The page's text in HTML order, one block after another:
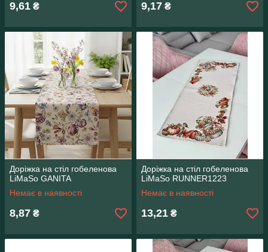
9,61 ₴ 9,17 ₴
Доріжка на стіл гобеленова
LiMaSo GANITA
Немає в наявності
8,87 ₴
Доріжка на стіл гобеленова
LiMaSo RUNNER1223
Немає в наявності
13,21 ₴